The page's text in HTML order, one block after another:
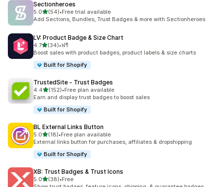
Sectionheroes
5.0เต็ม 5 ดาว
(54)
ทั้งหมด 54 รีวิว
•Free trial available
Add Sections, Bundles, Trust Badges & more with Sectionheroes
LV: Product Badge & Size Chart
4.7เต็ม 5 ดาว
(34)
ทั้งหมด 34 รีวิว
•ฟรี
Boost sales with product badges, product labels & size charts
Built for Shopify
TrustedSite ‑ Trust Badges
4.4เต็ม 5 ดาว
(152)
ทั้งหมด 152 รีวิว
•Free plan available
Earn and display trust badges to boost sales
Built for Shopify
BL External Links Button
5.0เต็ม 5 ดาว
(18)
ทั้งหมด 18 รีวิว
•Free plan available
External links button for purchases, affiliates & dropshipping
Built for Shopify
XB: Trust Badges & Trust Icons
5.0เต็ม 5 ดาว
(38)
ทั้งหมด 38 รีวิว
•Free